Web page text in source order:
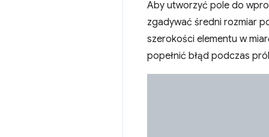
Aby utworzyć pole do
zgadywać średni rozmiar
szerokości elementu w
popełnić błąd podczas